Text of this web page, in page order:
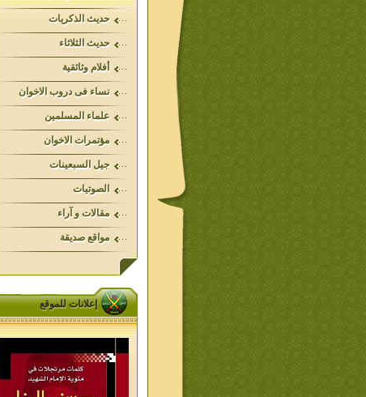
حديث الذكريات
حديث الثلاثاء
أفلام وثائقية
نساء فى دروب الاخوان
علماء المسلمين
مؤتمرات الاخوان
جيل السبعينات
الصوتيات
مقالات و آراء
مواقع صديقة
إعلانات للموقع